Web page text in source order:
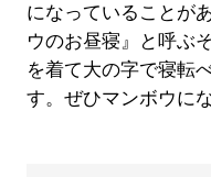
になっていることが
ウのお昼寝』と呼ぶ
を着て大の字で寝転
す。ぜひマンボウに